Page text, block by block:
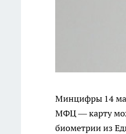
Минцифры 14
МФЦ — карту
биометрии из